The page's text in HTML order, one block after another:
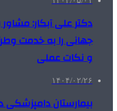
دکتر علی آبکار:
جهانی را به خدمت
و نکات عملی
۱۴۰۴/۰۲/۲۶
بیمارستان